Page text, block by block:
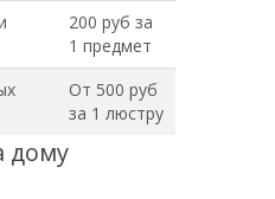
200 руб за
1 предмет
От 500 руб
за 1 люстру
дому